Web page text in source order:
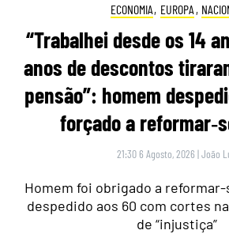
ECONOMIA, EUROPA ,
“Trabalhei desde os 14
anos de descontos
pensão”: homem
forçado a
21:30 6 Agosto, 2026 |João
Homem foi obrigado a
despedido aos 60 com cortes
de “injustiça”